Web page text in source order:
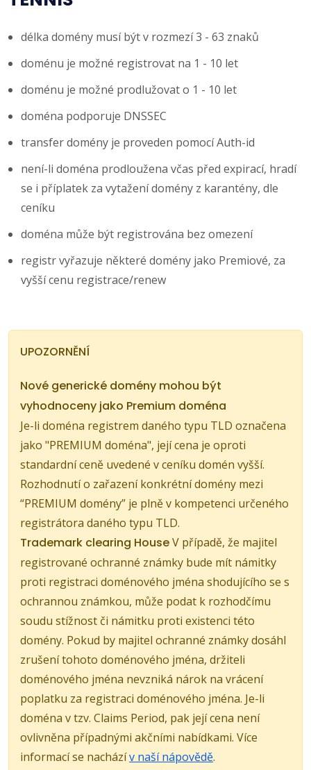
délka domény musí být v rozmezí 3 - 63 znaků
doménu je možné registrovat na 1 - 10 let
doménu je možné prodlužovat o 1 - 10 let
doména podporuje DNSSEC
transfer domény je proveden pomocí Auth-id
není-li doména prodloužena včas před expirací, hradí
se i příplatek za vytažení domény z karantény, dle
ceníku
doména může být registrována bez omezení
registr vyřazuje některé domény jako Premiové, za
vyšší cenu registrace/renew
UPOZORNĚNÍ
Nové generické domény mohou být
vyhodnoceny jako Premium doména
Je-li doména registrem daného typu TLD označena
jako "PREMIUM doména", její cena je oproti
standardní ceně uvedené v ceníku domén vyšší.
Rozhodnutí o zařazení konkrétní domény mezi
“PREMIUM domény” je plně v kompetenci určeného
registrátora daného typu TLD.
Trademark clearing HouseV případě, že majitel
registrované ochranné známky bude mít námitky
proti registraci doménového jména shodujícího se s
ochrannou známkou, může podat k rozhodčímu
soudu stížnost či námitku proti existenci této
domény. Pokud by majitel ochranné známky dosáhl
zrušení tohoto doménového jména, držiteli
doménového jména nevzniká nárok na vrácení
poplatku za registraci doménového jména. Je-li
doména v tzv. Claims Period, pak její cena není
ovlivněna případnými akčními nabídkami. Více
informací se nacházív naší nápovědě.